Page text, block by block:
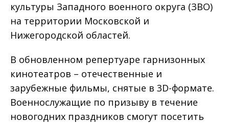
культуры Западного военного округа (ЗВО)
на территории Московской и
Нижегородской областей.
В обновленном репертуаре гарнизонных
кинотеатров – отечественные и
зарубежные фильмы, снятые в 3D-формате.
Военнослужащие по призыву в течение
новогодних праздников смогут посетить